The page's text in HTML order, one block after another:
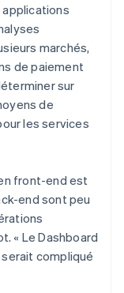
marchés,
de paiement
sur
de
les services
front-end est
end sont peu
« Le Dashboard
compliqué